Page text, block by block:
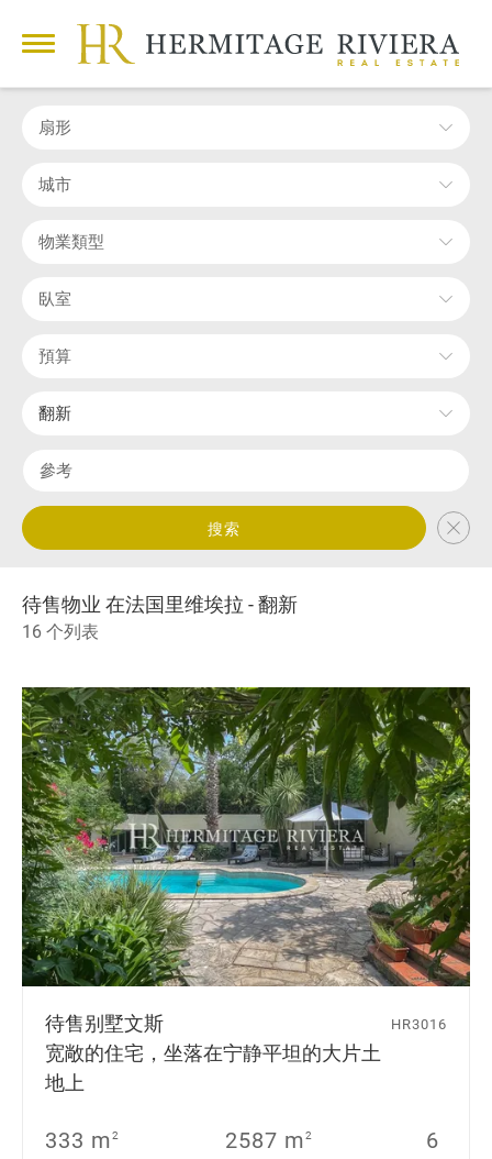
扇形
城市
物業類型
臥室
預算
翻新
搜索
待售物业 在法国里维埃拉 - 翻新
16 个列表
待售别墅文斯
宽敞的住宅，坐落在宁静平坦的大片土
地上
HR3016
333 m2 2587 m2 6